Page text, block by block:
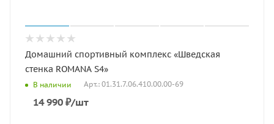
Домашний спортивный комплекс «Шведская
стенка ROMANA S4»
В наличии Арт.: 01.31.7.06.410.00.00-69
14 990 ₽/шт